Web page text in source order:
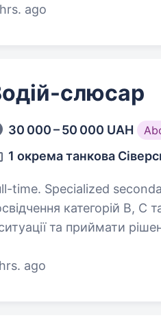
ago
слюсар
30 000 – 50 000 UAH
1 окрема танкова
Specialized secondary education. Вимоги:
категорій B, C та досвіду водіння
та приймати рішення освіта середня спеціальна або вища
ago